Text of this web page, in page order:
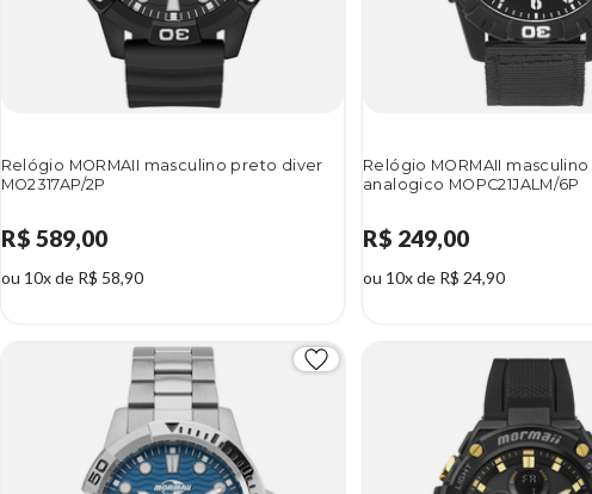
Relógio MORMAII masculino preto diver
MO2317AP/2P
R$ 589,00
ou 10x de R$ 58,90
Relógio MORMAII
analogico MOPC21JALM/6P
R$ 249,00
ou 10x de R$ 24,90